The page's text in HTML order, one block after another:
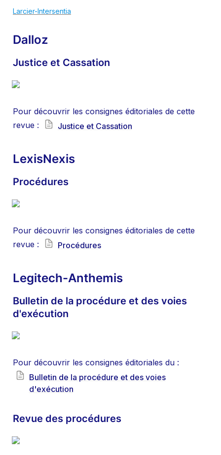
Larcier-Intersentia
Dalloz
Justice et Cassation
Pour découvrir les consignes éditoriales de cette
revue :
Justice et Cassation
LexisNexis
Procédures
Pour découvrir les consignes éditoriales de cette
revue :
Procédures
Legitech-Anthemis
Bulletin de la procédure et des voies
d'exécution
Pour découvrir les consignes éditoriales du :
Bulletin de la procédure et des voies
d'exécution
Revue des procédures